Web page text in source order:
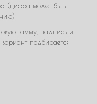
(цифра может быть
гамму, надпись и
вариант подбирается